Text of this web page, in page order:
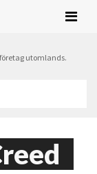
utomlands.